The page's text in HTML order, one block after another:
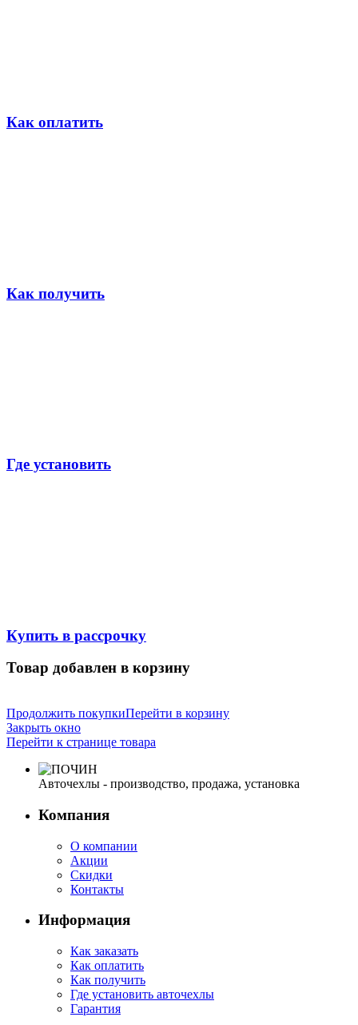
Как оплатить
Как получить
Где установить
Купить в рассрочку
Товар добавлен в корзину
Продолжить покупкиПерейти в корзину
Закрыть окно
Перейти к странице товара
Авточехлы - производство, продажа, установка
Компания
О компании
Акции
Скидки
Контакты
Информация
Как заказать
Как оплатить
Как получить
Где установить авточехлы
Гарантия